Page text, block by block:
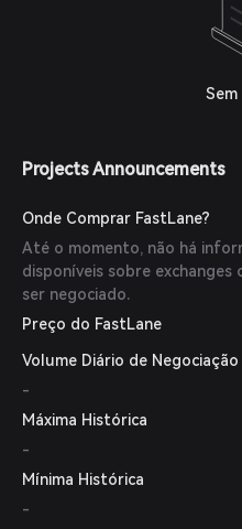
Projects Announcements
Onde Comprar FastLane?
Até o momento, não há
disponíveis sobre exchanges
ser negociado.
Preço do FastLane
Volume Diário de Negociação
-
Máxima Histórica
-
Mínima Histórica
-